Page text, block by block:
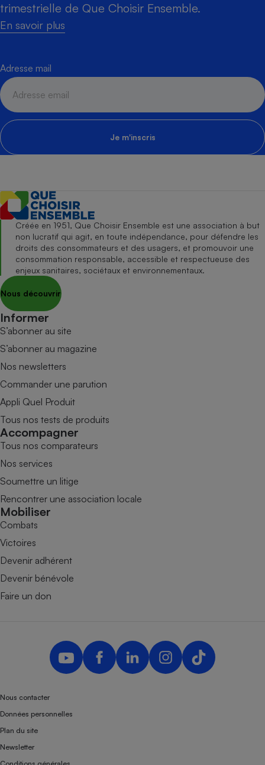
trimestrielle de Que Choisir Ensemble.
En savoir plus
Adresse mail
Je m'inscris
Créée en 1951, Que Choisir Ensemble est une association à but
non lucratif qui agit, en toute indépendance, pour défendre les
droits des consommateurs et des usagers, et promouvoir une
consommation responsable, accessible et respectueuse des
enjeux sanitaires, sociétaux et environnementaux.
Nous découvrir
Informer
S’abonner au site
S’abonner au magazine
Nos newsletters
Commander une parution
Appli Quel Produit
Tous nos tests de produits
Accompagner
Tous nos comparateurs
Nos services
Soumettre un litige
Rencontrer une association locale
Mobiliser
Combats
Victoires
Devenir adhérent
Devenir bénévole
Faire un don
Nous contacter
Données personnelles
Plan du site
Newsletter